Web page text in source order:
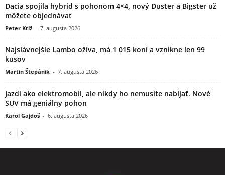
Dacia spojila hybrid s pohonom 4×4, nový Duster a Bigster už
môžete objednávať
Peter Kríž - 7. augusta 2026
Najslávnejšie Lambo ožíva, má 1 015 koní a vznikne len 99
kusov
Martin Štepánik - 7. augusta 2026
Jazdí ako elektromobil, ale nikdy ho nemusíte nabíjať. Nové
SUV má geniálny pohon
Karol Gajdoš - 6. augusta 2026